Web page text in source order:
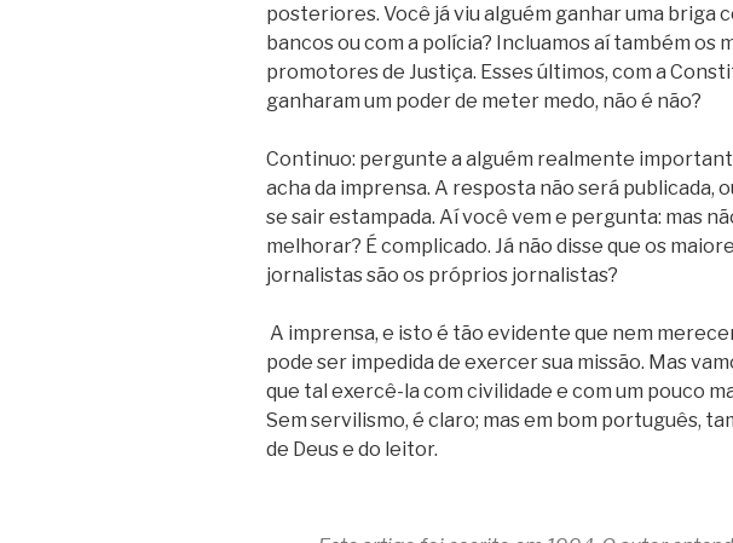
posteriores. Você já viu alguém ganhar uma briga
bancos ou com a polícia? Incluamos aí também os
promotores de Justiça. Esses últimos, com a
ganharam um poder de meter medo, não é não?
Continuo: pergunte a alguém realmente
acha da imprensa. A resposta não será publicada,
se sair estampada. Aí você vem e pergunta: mas
melhorar? É complicado. Já não disse que os
jornalistas são os próprios jornalistas?
A imprensa, e isto é tão evidente que nem
pode ser impedida de exercer sua missão. Mas
que tal exercê-la com civilidade e com um pouco
Sem servilismo, é claro; mas em bom português,
de Deus e do leitor.